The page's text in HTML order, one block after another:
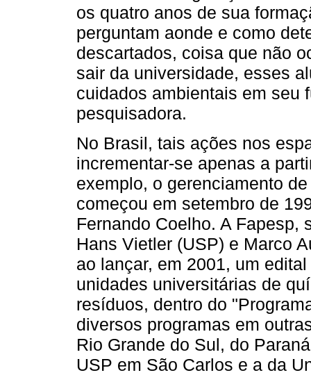
os quatro anos de sua
perguntam aonde e como
descartados, coisa que não
sair da universidade, esses
cuidados ambientais em seu
pesquisadora.
No Brasil, tais ações nos
incrementar-se apenas a
exemplo, o gerenciamento
começou em setembro de
Fernando Coelho. A Fapesp,
Hans Vietler (USP) e Marco
ao lançar, em 2001, um
unidades universitárias de
resíduos, dentro do
diversos programas em
Rio Grande do Sul, do
USP em São Carlos e a da